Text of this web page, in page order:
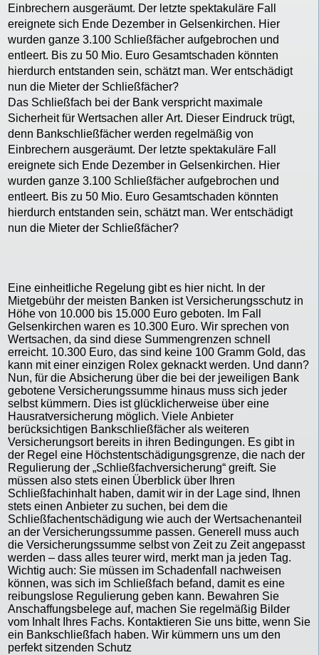
Einbrechern ausgeräumt. Der letzte spektakuläre Fall
ereignete sich Ende Dezember in Gelsenkirchen. Hier
wurden ganze 3.100 Schließfächer aufgebrochen und
entleert. Bis zu 50 Mio. Euro Gesamtschaden könnten
hierdurch entstanden sein, schätzt man. Wer entschädigt
nun die Mieter der Schließfächer?
Das Schließfach bei der Bank verspricht maximale
Sicherheit für Wertsachen aller Art. Dieser Eindruck trügt,
denn Bankschließfächer werden regelmäßig von
Einbrechern ausgeräumt. Der letzte spektakuläre Fall
ereignete sich Ende Dezember in Gelsenkirchen. Hier
wurden ganze 3.100 Schließfächer aufgebrochen und
entleert. Bis zu 50 Mio. Euro Gesamtschaden könnten
hierdurch entstanden sein, schätzt man. Wer entschädigt
nun die Mieter der Schließfächer?
Eine einheitliche Regelung gibt es hier nicht. In der
Mietgebühr der meisten Banken ist Versicherungsschutz in
Höhe von 10.000 bis 15.000 Euro geboten. Im Fall
Gelsenkirchen waren es 10.300 Euro. Wir sprechen von
Wertsachen, da sind diese Summengrenzen schnell
erreicht. 10.300 Euro, das sind keine 100 Gramm Gold, das
kann mit einer einzigen Rolex geknackt werden. Und dann?
Nun, für die Absicherung über die bei der jeweiligen Bank
gebotene Versicherungssumme hinaus muss sich jeder
selbst kümmern. Dies ist glücklicherweise über eine
Hausratversicherung möglich. Viele Anbieter
berücksichtigen Bankschließfächer als weiteren
Versicherungsort bereits in ihren Bedingungen. Es gibt in
der Regel eine Höchstentschädigungsgrenze, die nach der
Regulierung der „Schließfachversicherung“ greift. Sie
müssen also stets einen Überblick über Ihren
Schließfachinhalt haben, damit wir in der Lage sind, Ihnen
stets einen Anbieter zu suchen, bei dem die
Schließfachentschädigung wie auch der Wertsachenanteil
an der Versicherungssumme passen. Generell muss auch
die Versicherungssumme selbst von Zeit zu Zeit angepasst
werden – dass alles teurer wird, merkt man ja jeden Tag.
Wichtig auch: Sie müssen im Schadenfall nachweisen
können, was sich im Schließfach befand, damit es eine
reibungslose Regulierung geben kann. Bewahren Sie
Anschaffungsbelege auf, machen Sie regelmäßig Bilder
vom Inhalt Ihres Fachs. Kontaktieren Sie uns bitte, wenn Sie
ein Bankschließfach haben. Wir kümmern uns um den
perfekt sitzenden Schutz